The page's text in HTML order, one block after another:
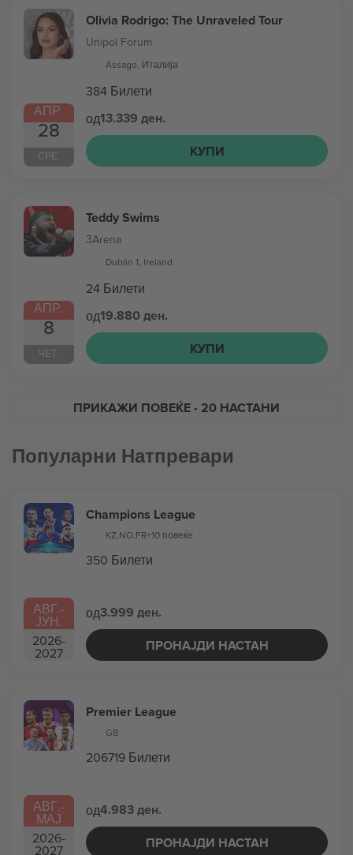
АПР.
28
СРЕ.
Olivia Rodrigo: The Unraveled Tour
Unipol Forum
Assago, Италија
384 Билети
од13.339 ден.
КУПИ
АПР.
8
ЧЕТ.
Teddy Swims
3Arena
Dublin 1, Ireland
24 Билети
од19.880 ден.
КУПИ
ПРИКАЖИ ПОВЕЌЕ- 20 НАСТАНИ
Популарни Натпревари
АВГ.-
ЈУН.
2026-
2027
Champions League
KZ,NO,FR+10 повеќе
350 Билети
од3.999 ден.
ПРОНАЈДИ НАСТАН
АВГ.-
МАЈ
2026-
2027
Premier League
GB
206719 Билети
од4.983 ден.
ПРОНАЈДИ НАСТАН